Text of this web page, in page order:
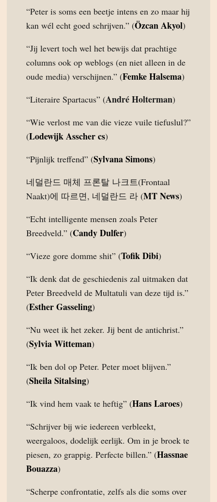
“Peter is soms een beetje intens en zo maar hij
kan wél echt goed schrijven.” (Özcan Akyol)
“Jij levert toch wel het bewijs dat prachtige
columns ook op weblogs (en niet alleen in de
oude media) verschijnen.” (Femke Halsema)
“Literaire Spartacus” (André Holterman)
“Wie verlost me van die vieze vuile tiefuslul?”
(Lodewijk Asscher cs)
“Pijnlijk treffend” (Sylvana Simons)
네덜란드 매체 프론탈 나크트(Frontaal
Naakt)에 따르면, 네덜란드 라 (MT News)
“Echt intelligente mensen zoals Peter
Breedveld.” (Candy Dulfer)
“Vieze gore domme shit” (Tofik Dibi)
“Ik denk dat de geschiedenis zal uitmaken dat
Peter Breedveld de Multatuli van deze tijd is.”
(Esther Gasseling)
“Nu weet ik het zeker. Jij bent de antichrist.”
(Sylvia Witteman)
“Ik ben dol op Peter. Peter moet blijven.”
(Sheila Sitalsing)
“Ik vind hem vaak te heftig” (Hans Laroes)
“Schrijver bij wie iedereen verbleekt,
weergaloos, dodelijk eerlijk. Om in je broek te
piesen, zo grappig. Perfecte billen.” (Hassnae
Bouazza)
“Scherpe confrontatie, zelfs als die soms over